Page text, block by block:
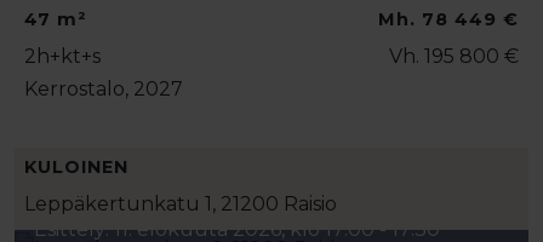
47 m²
2h+kt+s
Kerrostalo, 2027
Mh. 78 449 €
Vh. 195 800 €
KULOINEN
Leppäkertunkatu 1, 21200 Raisio
Esittely: 11. elokuuta 2026, klo 17:00 - 17:30